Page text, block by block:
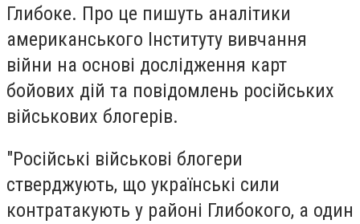
Глибоке. Про це пишуть аналітики
американського Інституту вивчання
війни на основі дослідження карт
бойових дій та повідомлень російських
військових блогерів.
"Російські військові блогери
стверджують, що українські сили
контратакують у районі Глибокого, а один